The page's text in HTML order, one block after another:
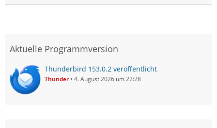
Aktuelle Programmversion
Thunderbird 153.0.2 veröffentlicht
Thunder 4. August 2026 um 22:28